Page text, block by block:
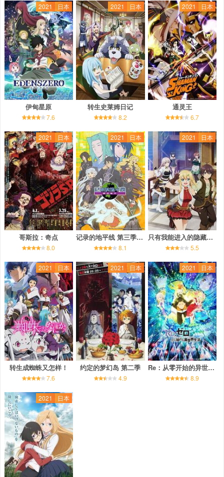
2021 日本
伊甸星原
7.6
2021 日本
转生史莱姆日记
8.2
2021 日本
通灵王
6.7
2021 日本
哥斯拉：奇点
8.0
2021 日本
记录的地平线 第三季 圆桌崩坏
8.1
2021 日本
只有我能进入的隐藏地下城
5.5
2021 日本
转生成蜘蛛又怎样！
7.6
2021 日本
约定的梦幻岛 第二季
4.9
2021 日本
Re：从零开始的异世界生活 第二季 Part.2
8.9
2021 日本